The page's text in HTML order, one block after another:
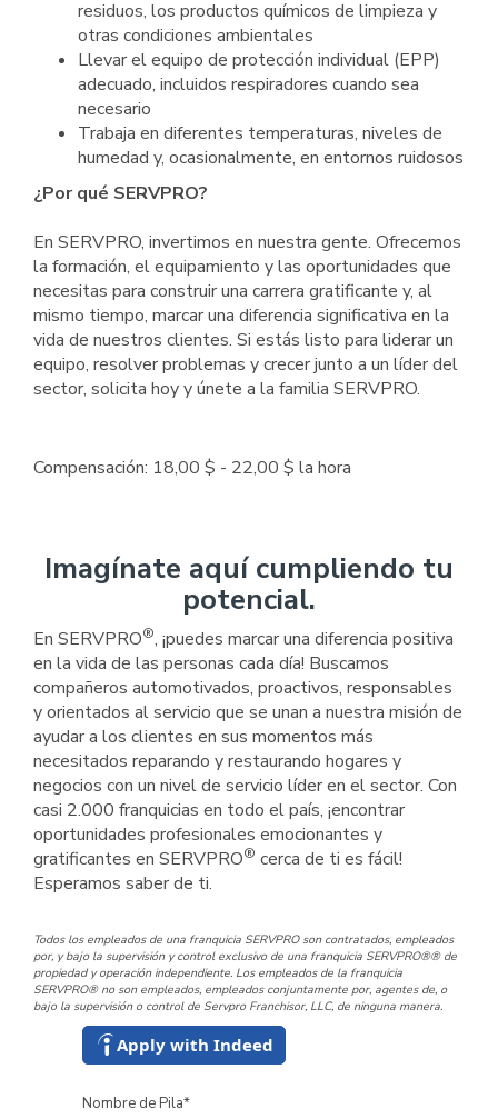
residuos, los productos químicos de limpieza y
otras condiciones ambientales
Llevar el equipo de protección individual (EPP)
adecuado, incluidos respiradores cuando sea
necesario
Trabaja en diferentes temperaturas, niveles de
humedad y, ocasionalmente, en entornos ruidosos
¿Por qué SERVPRO?
En SERVPRO, invertimos en nuestra gente. Ofrecemos
la formación, el equipamiento y las oportunidades que
necesitas para construir una carrera gratificante y, al
mismo tiempo, marcar una diferencia significativa en la
vida de nuestros clientes. Si estás listo para liderar un
equipo, resolver problemas y crecer junto a un líder del
sector, solicita hoy y únete a la familia SERVPRO.
Compensación: 18,00 $ - 22,00 $ la hora
Imagínate aquí cumpliendo tu
potencial.
En SERVPRO®, ¡puedes marcar una diferencia positiva
en la vida de las personas cada día! Buscamos
compañeros automotivados, proactivos, responsables
y orientados al servicio que se unan a nuestra misión de
ayudar a los clientes en sus momentos más
necesitados reparando y restaurando hogares y
negocios con un nivel de servicio líder en el sector. Con
casi 2.000 franquicias en todo el país, ¡encontrar
oportunidades profesionales emocionantes y
gratificantes en SERVPRO® cerca de ti es fácil!
Esperamos saber de ti.
Todos los empleados de una franquicia SERVPRO son contratados, empleados
por, y bajo la supervisión y control exclusivo de una franquicia SERVPRO®® de
propiedad y operación independiente. Los empleados de la franquicia
SERVPRO® no son empleados, empleados conjuntamente por, agentes de, o
bajo la supervisión o control de Servpro Franchisor, LLC, de ninguna manera.
Apply with Indeed
Nombre de Pila*